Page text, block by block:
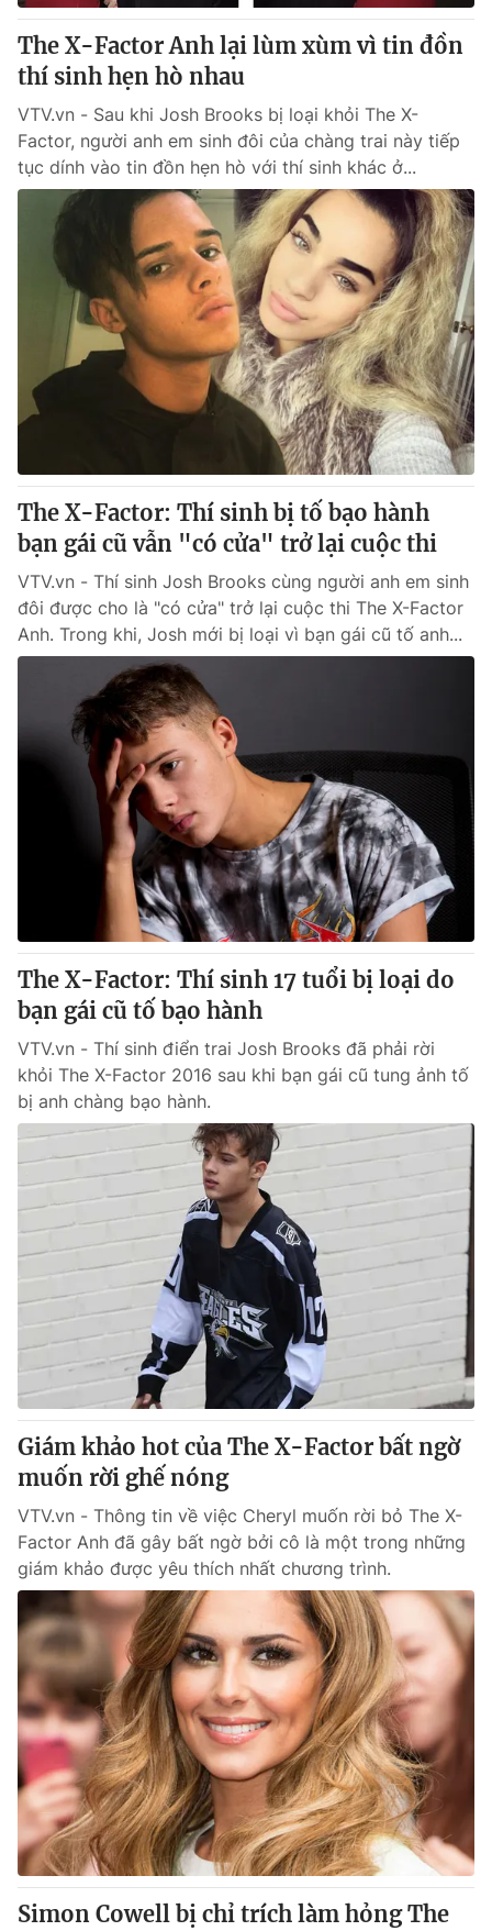
The X-Factor Anh lại lùm xùm vì tin đồn
thí sinh hẹn hò nhau
VTV.vn - Sau khi Josh Brooks bị loại khỏi The X-
Factor, người anh em sinh đôi của chàng trai này tiếp
tục dính vào tin đồn hẹn hò với thí sinh khác ở...
The X-Factor: Thí sinh bị tố bạo hành
bạn gái cũ vẫn "có cửa" trở lại cuộc thi
VTV.vn - Thí sinh Josh Brooks cùng người anh em sinh
đôi được cho là "có cửa" trở lại cuộc thi The X-Factor
Anh. Trong khi, Josh mới bị loại vì bạn gái cũ tố anh...
The X-Factor: Thí sinh 17 tuổi bị loại do
bạn gái cũ tố bạo hành
VTV.vn - Thí sinh điển trai Josh Brooks đã phải rời
khỏi The X-Factor 2016 sau khi bạn gái cũ tung ảnh tố
bị anh chàng bạo hành.
Giám khảo hot của The X-Factor bất ngờ
muốn rời ghế nóng
VTV.vn - Thông tin về việc Cheryl muốn rời bỏ The X-
Factor Anh đã gây bất ngờ bởi cô là một trong những
giám khảo được yêu thích nhất chương trình.
Simon Cowell bị chỉ trích làm hỏng The